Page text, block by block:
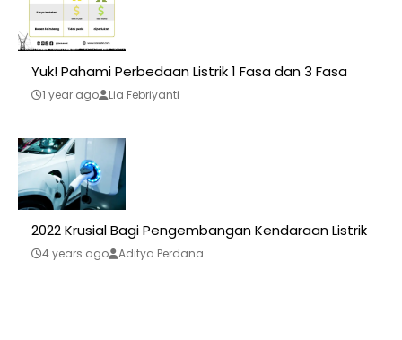
Yuk! Pahami Perbedaan Listrik 1 Fasa dan 3 Fasa
1 year ago Lia Febriyanti
2022 Krusial Bagi Pengembangan Kendaraan Listrik
4 years ago Aditya Perdana